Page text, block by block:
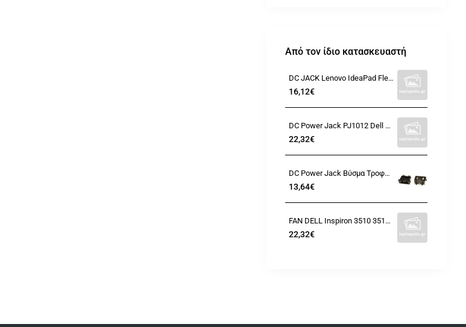
Από τον ίδιο κατασκευαστή
DC JACK Lenovo IdeaPad Flex 5 14IIL05 14ARE05 14ALC05 5-14IIL05
16,12€
DC Power Jack PJ1012 Dell Latitude E7270 E7470 (7.5x0.7x5.0) With cable - VCYYW
22,32€
DC Power Jack Βύσμα Τροφοδοσίας Lenovo Legion Y540-15IRH 81sx IdeaPad L340-15IRH L340-17IRH 81UF Y740-15
13,64€
FAN DELL Inspiron 3510 3511 3515 Vostro 3510 3515 3520 4 pin 5V 0.5A - RFF51 DC28000WFF0
22,32€